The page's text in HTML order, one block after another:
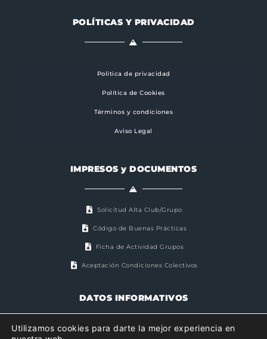
POLÍTICAS Y PRIVACIDAD
Politica de privacidad
Política de Cookies
Términos y condiciones
Aviso Legal
IMPRESOS y DOCUMENTOS
Solicitud Alta Club/Grupo
Código de Buenas Prácticas
Ficha de Actividad Grupos
Aceptación Condiciones Colectivos
DATOS INFORMATIVOS
Utilizamos cookies para darte la mejor experiencia en